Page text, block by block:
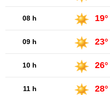
08 h 19°
09 h 23°
10 h 26°
11 h 28°